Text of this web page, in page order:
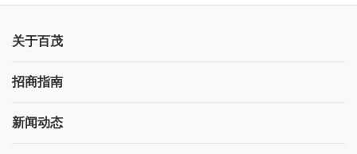
关于百茂
招商指南
新闻动态